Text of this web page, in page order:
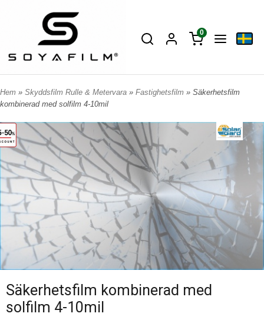
0
Hem » Skyddsfilm Rulle & Metervara » Fastighetsfilm » Säkerhetsfilm
kombinerad med solfilm 4-10mil
Säkerhetsfilm kombinerad med
solfilm 4-10mil